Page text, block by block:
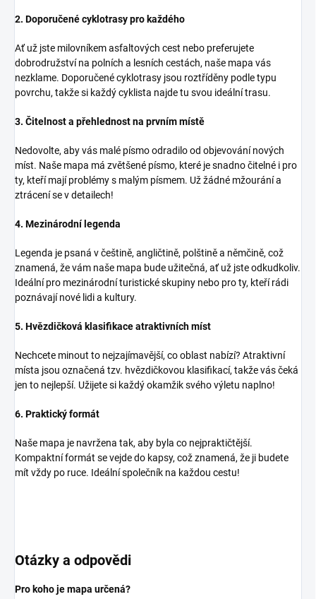
2. Doporučené cyklotrasy pro každého
Ať už jste milovníkem asfaltových cest nebo preferujete
dobrodružství na polních a lesních cestách, naše mapa vás
nezklame. Doporučené cyklotrasy jsou roztříděny podle typu
povrchu, takže si každý cyklista najde tu svou ideální trasu.
3. Čitelnost a přehlednost na prvním místě
Nedovolte, aby vás malé písmo odradilo od objevování nových
míst. Naše mapa má zvětšené písmo, které je snadno čitelné i pro
ty, kteří mají problémy s malým písmem. Už žádné mžourání a
ztrácení se v detailech!
4. Mezinárodní legenda
Legenda je psaná v češtině, angličtině, polštině a němčině, což
znamená, že vám naše mapa bude užitečná, ať už jste odkudkoliv.
Ideální pro mezinárodní turistické skupiny nebo pro ty, kteří rádi
poznávají nové lidi a kultury.
5. Hvězdičková klasifikace atraktivních míst
Nechcete minout to nejzajímavější, co oblast nabízí? Atraktivní
místa jsou označená tzv. hvězdičkovou klasifikací, takže vás čeká
jen to nejlepší. Užijete si každý okamžik svého výletu naplno!
6. Praktický formát
Naše mapa je navržena tak, aby byla co nejpraktičtější.
Kompaktní formát se vejde do kapsy, což znamená, že ji budete
mít vždy po ruce. Ideální společník na každou cestu!
Otázky a odpovědi
Pro koho je mapa určená?